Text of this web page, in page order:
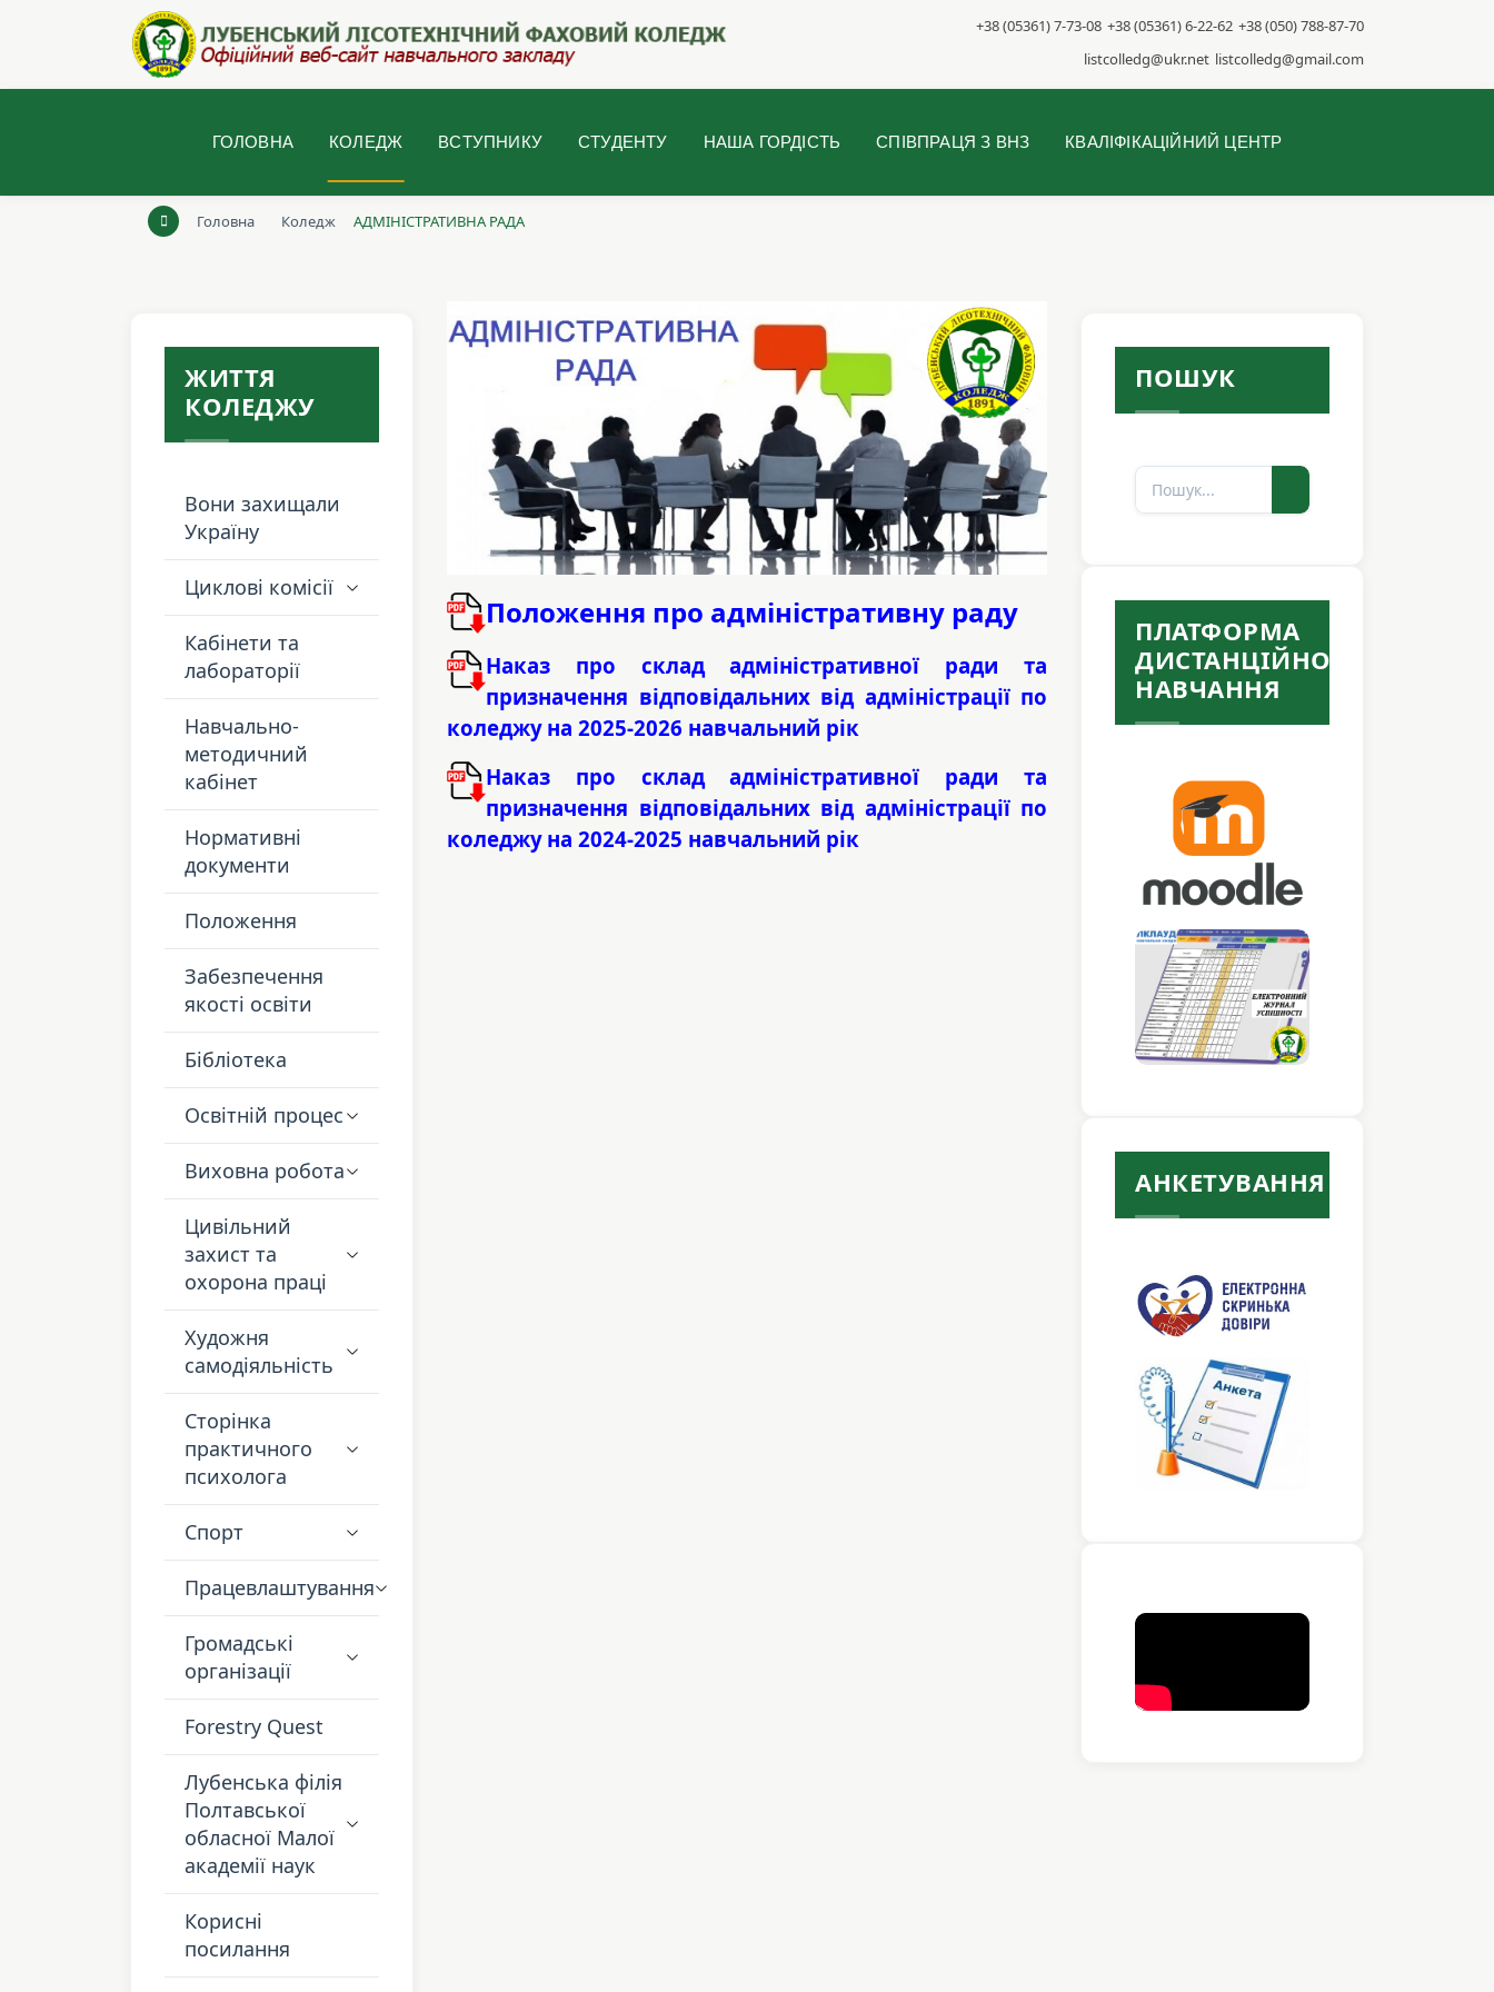
+38 (05361) 7-73-08 +38 (05361) 6-22-62 +38 (050) 788-87-70
listcolledg@ukr.net listcolledg@gmail.com
ГОЛОВНА КОЛЕДЖ ВСТУПНИКУ СТУДЕНТУ НАША ГОРДІСТЬ СПІВПРАЦЯ З ВНЗ КВАЛІФІКАЦІЙНИЙ ЦЕНТР
Головна Коледж АДМІНІСТРАТИВНА РАДА
ЖИТТЯ
КОЛЕДЖУ
Вони захищали
Україну
Циклові комісії
Кабінети та
лабораторії
Навчально-
методичний
кабінет
Нормативні
документи
Положення
Забезпечення
якості освіти
Бібліотека
Освітній процес
Виховна робота
Цивільний
захист та
охорона праці
Художня
самодіяльність
Сторінка
практичного
психолога
Спорт
Працевлаштування
Громадські
організації
Forestry Quest
Лубенська філія
Полтавської
обласної Малої
академії наук
Корисні
посилання
Положення про адміністративну раду
Наказ про склад адміністративної ради та
призначення відповідальних від адміністрації по
коледжу на 2025-2026 навчальний рік
Наказ про склад адміністративної ради та
призначення відповідальних від адміністрації по
коледжу на 2024-2025 навчальний рік
ПОШУК
Пошук
ПЛАТФОРМА
ДИСТАНЦІЙНОГО
НАВЧАННЯ
АНКЕТУВАННЯ